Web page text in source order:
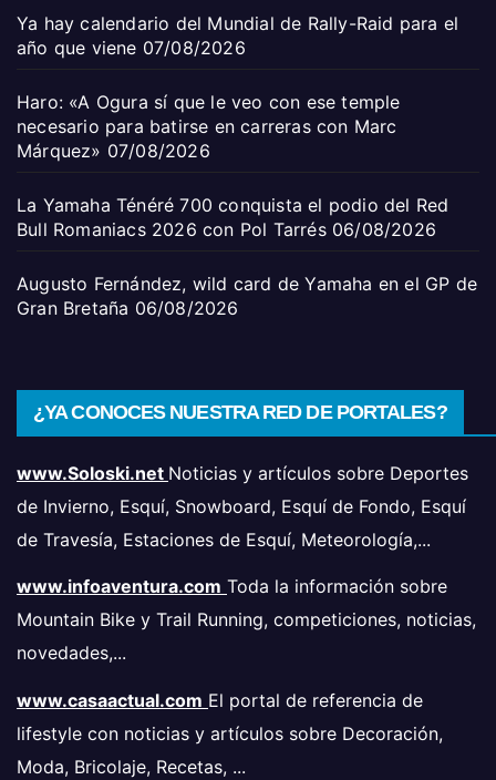
Ya hay calendario del Mundial de Rally-Raid para el
año que viene 07/08/2026
Haro: «A Ogura sí que le veo con ese temple
necesario para batirse en carreras con Marc
Márquez» 07/08/2026
La Yamaha Ténéré 700 conquista el podio del Red
Bull Romaniacs 2026 con Pol Tarrés 06/08/2026
Augusto Fernández, wild card de Yamaha en el GP de
Gran Bretaña 06/08/2026
¿YA CONOCES NUESTRA RED DE PORTALES?
www.Soloski.net Noticias y artículos sobre Deportes
de Invierno, Esquí, Snowboard, Esquí de Fondo, Esquí
de Travesía, Estaciones de Esquí, Meteorología,...
www.infoaventura.com Toda la información sobre
Mountain Bike y Trail Running, competiciones, noticias,
novedades,...
www.casaactual.com El portal de referencia de
lifestyle con noticias y artículos sobre Decoración,
Moda, Bricolaje, Recetas, ...